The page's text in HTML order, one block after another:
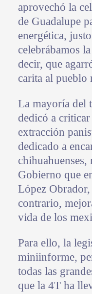
aprovechó la
de Guadalupe
energética,
celebrábamos
decir, que
carita al pueblo
La mayoría del
dedicó a
extracción
dedicado a
chihuahuenses,
Gobierno que
López
contrario,
vida de los
Para ello, la
miniinforme,
todas las
que la 4T ha